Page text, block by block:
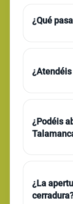
¿Qué
¿Podéis
¿La